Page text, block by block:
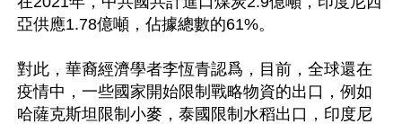
亞供應1.78億噸，佔據總數的61%。
對此，華裔經濟學者李恆青認爲，目前，全球還在
疫情中，一些國家開始限制戰略物資的出口，例如
哈薩克斯坦限制小麥，泰國限制水稻出口，印度尼